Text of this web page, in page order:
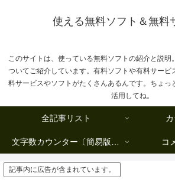
使える無料ソフト＆無料
このサイトは、使っている無料ソフトの紹介と説明
ついてご紹介しています。有料ソフトや有料サービ
料サービスやソフトがたくさんあるんです。ちょっ
活用してね。
全記事リスト
文字数カウンター〔簡易版複数行タイプ〕 コ
記事内に広告が含まれています。